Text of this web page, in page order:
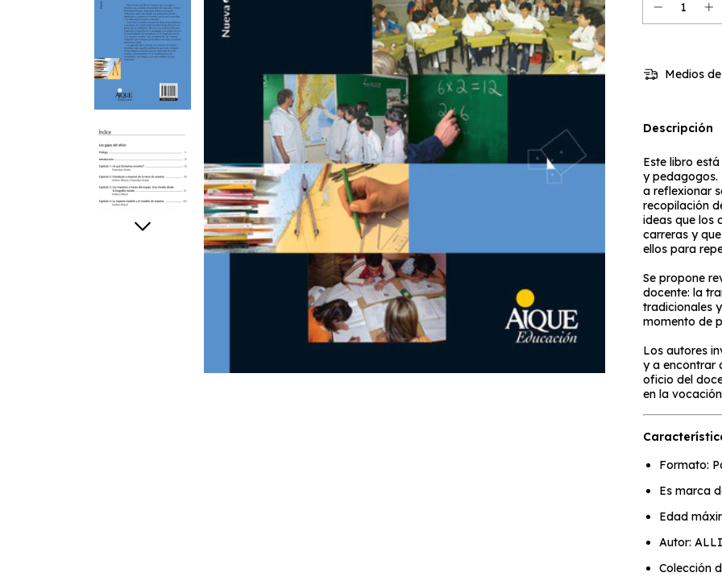
Medios
Descripción
Este libro
y pedagogos.
a reflexionar
recopilación
ideas que los
carreras y
ellos para
Se propone
docente: la
tradicionales
momento de
Los autores
y a encontrar
oficio del
en la
Formato:
Es marca
Edad
Autor:
Colección